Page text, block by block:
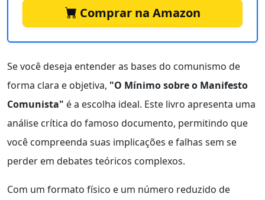
Comprar na Amazon
Se você deseja entender as bases do comunismo de
forma clara e objetiva, "O Mínimo sobre o Manifesto
Comunista" é a escolha ideal. Este livro apresenta uma
análise crítica do famoso documento, permitindo que
você compreenda suas implicações e falhas sem se
perder em debates teóricos complexos.
Com um formato físico e um número reduzido de